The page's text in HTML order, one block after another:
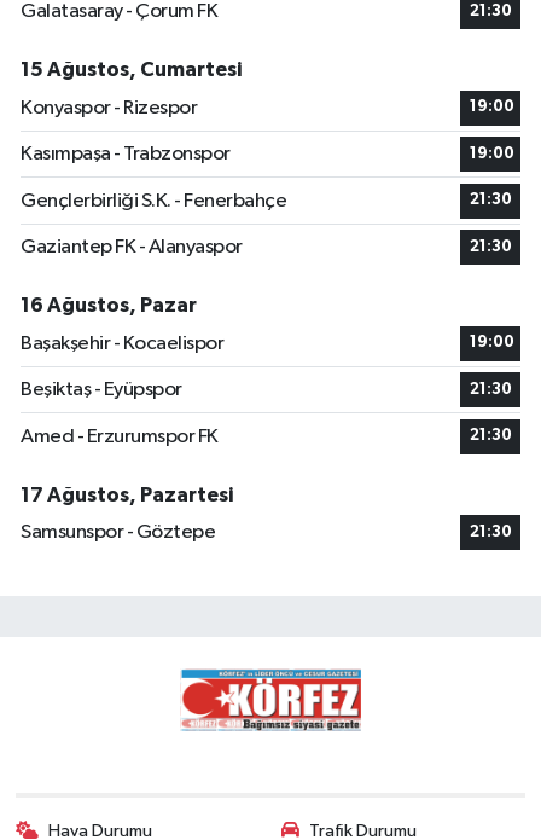
Galatasaray - Çorum FK
21:30
15 Ağustos, Cumartesi
Konyaspor - Rizespor
19:00
Kasımpaşa - Trabzonspor 19:00
Gençlerbirliği S.K. - Fenerbahçe 21:30
Gaziantep FK - Alanyaspor 21:30
16 Ağustos, Pazar
Başakşehir - Kocaelispor
19:00
Beşiktaş - Eyüpspor 21:30
Amed - Erzurumspor FK 21:30
17 Ağustos, Pazartesi
Samsunspor - Göztepe
21:30
Hava Durumu Trafik Durumu